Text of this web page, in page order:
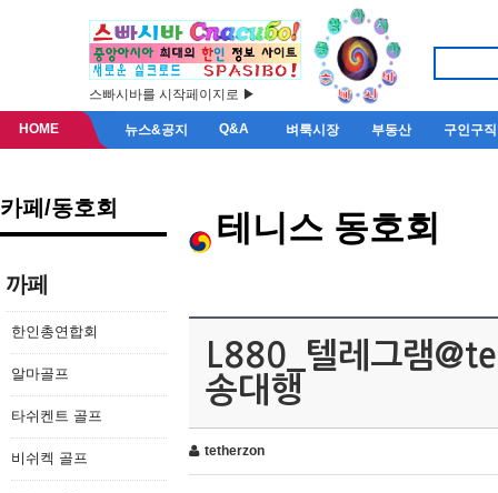
스빠시바를 시작페이지로 ▶
HOME 뉴스&공지 Q&A 벼룩시장 부동산 구인구직
카페/동호회
까페
한인총연합회
알마골프
타쉬켄트 골프
비쉬켁 골프
테니스 동호회
L880_텔레그램
송대행
tetherzon